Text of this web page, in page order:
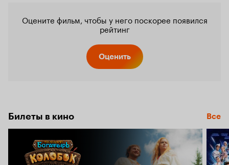
Оцените фильм, чтобы у него поскорее появился
рейтинг
Оценить
Билеты в кино Все